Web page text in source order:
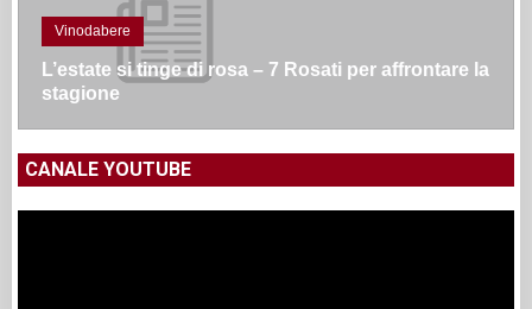
Vinodabere
L’estate si tinge di rosa – 7 Rosati per affrontare la
stagione
CANALE YOUTUBE